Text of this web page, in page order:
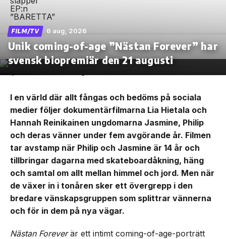
FILM/TV 6 aug, 2026
Unik coming-of-age ”Nästan Forever” har
svensk biopremiär den 21 augusti
I en värld där allt fångas och bedöms på sociala
medier följer dokumentärfilmarna Lia Hietala och
Hannah Reinikainen ungdomarna Jasmine, Philip
och deras vänner under fem avgörande år. Filmen
tar avstamp när Philip och Jasmine är 14 år och
tillbringar dagarna med skateboardåkning, häng
och samtal om allt mellan himmel och jord. Men när
de växer in i tonåren sker ett övergrepp i den
bredare vänskapsgruppen som splittrar vännerna
och för in dem på nya vägar.
Nästan Foreverär ett intimt coming-of-age-porträtt